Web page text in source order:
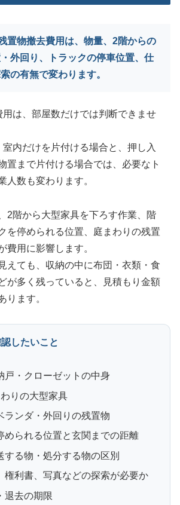
置物撤去費用は、物量、2階からの
外回り、トラックの停車位置、仕
の有無で変わります。
は、部屋数だけでは判断できませ
内だけを片付ける場合と、押し入
置まで片付ける場合では、必要なト
人数も変わります。
2階から大型家具を下ろす作業、階
を停められる位置、庭まわりの残置
費用に影響します。
えても、収納の中に布団・衣類・食
が多く残っていると、見積もり金額
ります。
したいこと
戸・クローゼットの中身
りの大型家具
ランダ・外回りの残置物
められる位置と玄関までの距離
する物・処分する物の区別
権利書、写真などの探索が必要か
退去の期限